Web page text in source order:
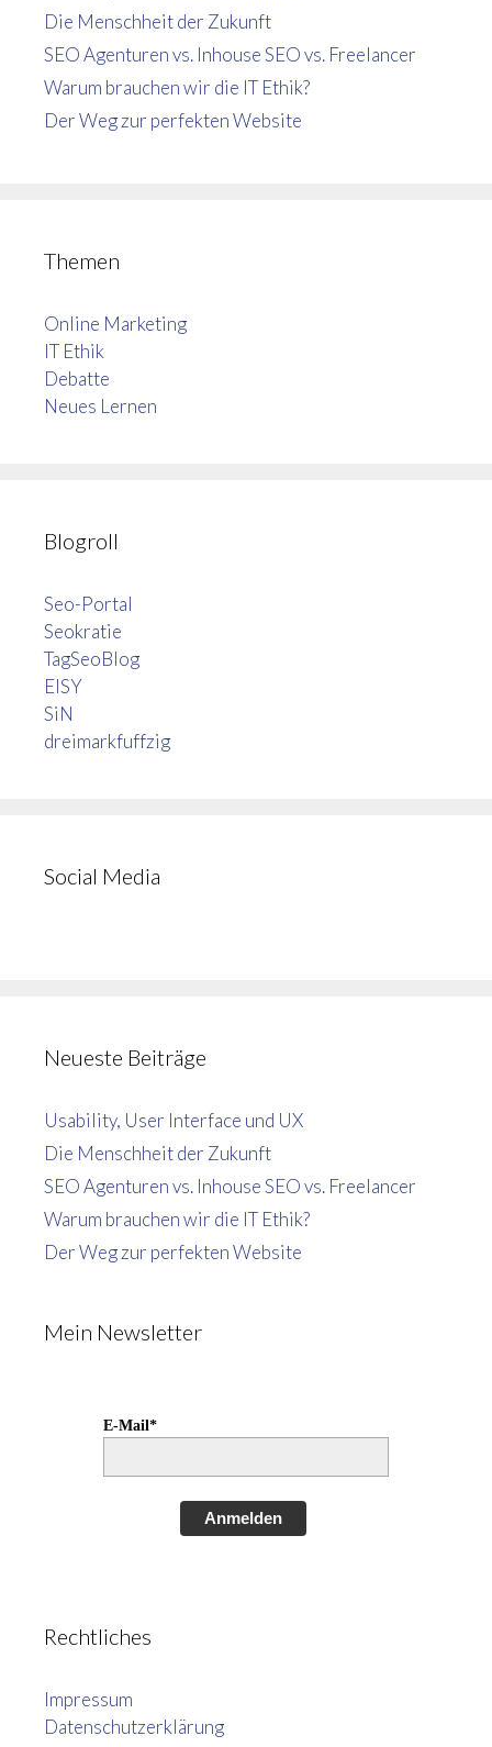
Die Menschheit der Zukunft
SEO Agenturen vs. Inhouse SEO vs. Freelancer
Warum brauchen wir die IT Ethik?
Der Weg zur perfekten Website
Themen
Online Marketing
IT Ethik
Debatte
Neues Lernen
Blogroll
Seo-Portal
Seokratie
TagSeoBlog
EISY
SiN
dreimarkfuffzig
Social Media
Neueste Beiträge
Usability, User Interface und UX
Die Menschheit der Zukunft
SEO Agenturen vs. Inhouse SEO vs. Freelancer
Warum brauchen wir die IT Ethik?
Der Weg zur perfekten Website
Mein Newsletter
E-Mail*
Anmelden
Rechtliches
Impressum
Datenschutzerklärung